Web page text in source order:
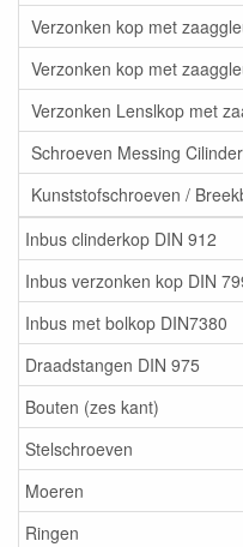
Verzonken kop met
Verzonken kop met
Verzonken Lenslkop met
Schroeven Messing
Kunststofschroeven /
Inbus clinderkop DIN 912
Inbus verzonken kop DIN
Inbus met bolkop DIN7380
Draadstangen DIN 975
Bouten (zes kant)
Stelschroeven
Moeren
Ringen